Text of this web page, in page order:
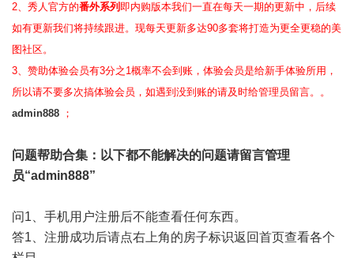
2、 秀人官方的番外系列 即内购版本我们一直在每天一期的更新中，后续
如有更新我们将持续跟进。现每天更新多达90多套将打造为更全更稳的美
图社区。
3、赞助体验会员有3分之1概率不会到账，体验会员是给新手体验所用，
所以请不要多次搞体验会员，如遇到没到账的请及时给管理员留言。。
admin888 ；
问题帮助合集 ：以下都不能解决的问题请留言管理
员“admin888”
问1、手机用户注册后不能查看任何东西。
答1、注册成功后请点右上角的房子标识返回首页查看各个